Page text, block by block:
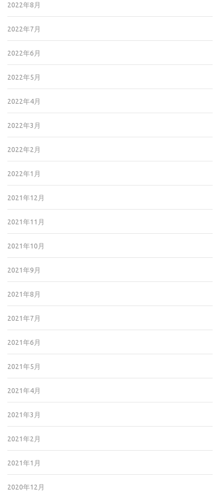
2022年8月
2022年7月
2022年6月
2022年5月
2022年4月
2022年3月
2022年2月
2022年1月
2021年12月
2021年11月
2021年10月
2021年9月
2021年8月
2021年7月
2021年6月
2021年5月
2021年4月
2021年3月
2021年2月
2021年1月
2020年12月